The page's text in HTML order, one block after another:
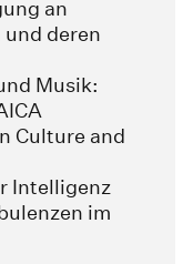
an
und deren
Musik:
Culture and
Intelligenz
im